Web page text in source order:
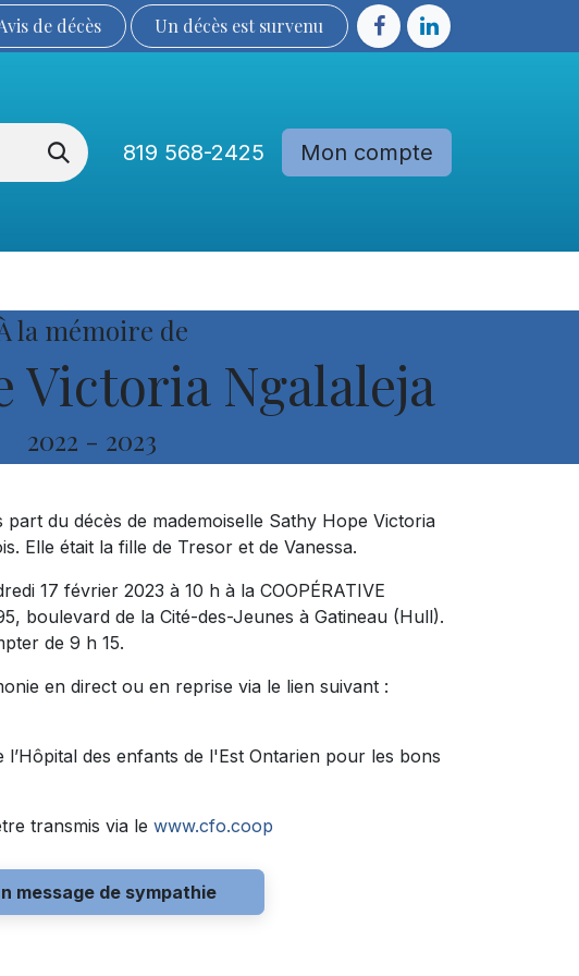
de décès Un décès est sur​​​​​​​​ve​nu​​​​​​​​​​
819 568-2425 Mon compte
la mémoire de
Victoria Ngalaleja
2022 - 2023
du décès de mademoiselle Sathy Hope Victoria
Elle était la fille de Tresor et de Vanessa.
17 février 2023 à 10 h à la COOPÉRATIVE
boulevard de la Cité-des-Jeunes à Gatineau (Hull).
de 9 h 15.
en direct ou en reprise via le lien suivant :
des enfants de l'Est Ontarien pour les bons
transmis via le www.cfo.coop
message de sympathie